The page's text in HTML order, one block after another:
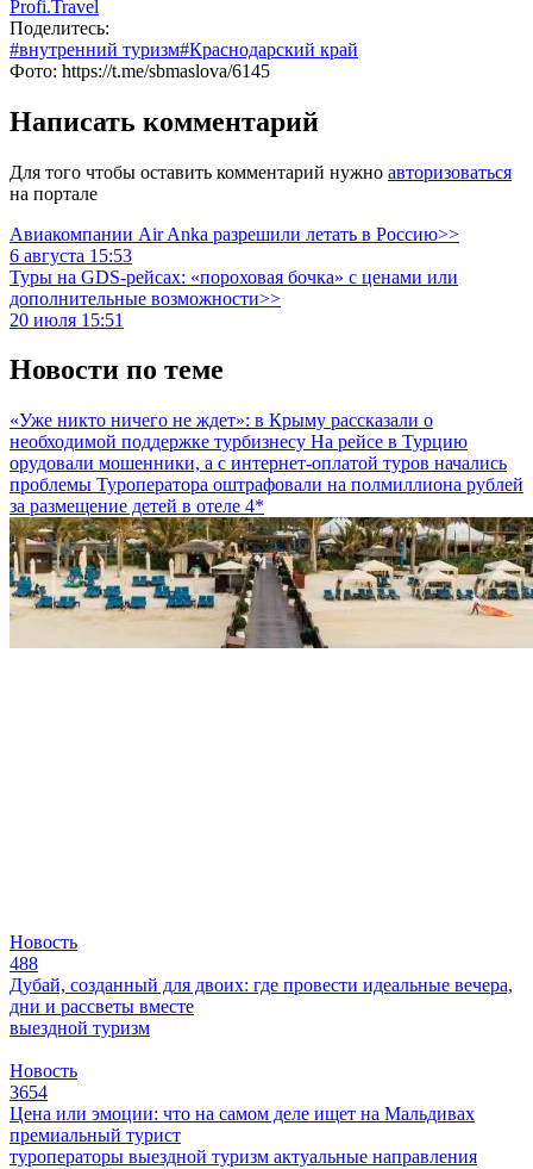
Profi.Travel
Поделитесь:
#внутренний туризм#Краснодарский край
Фото: https://t.me/sbmaslova/6145
Написать комментарий
Для того чтобы оставить комментарий нужно авторизоваться
на портале
Авиакомпании Air Anka разрешили летать в Россию>>
6 августа 15:53
Туры на GDS-рейсах: «пороховая бочка» с ценами или
дополнительные возможности>>
20 июля 15:51
Новости по теме
«Уже никто ничего не ждет»: в Крыму рассказали о
необходимой поддержке турбизнесу На рейсе в Турцию
орудовали мошенники, а с интернет-оплатой туров начались
проблемы Туроператора оштрафовали на полмиллиона рублей
за размещение детей в отеле 4*
Новость
488
Дубай, созданный для двоих: где провести идеальные вечера,
дни и рассветы вместе
выездной туризм
Новость
3654
Цена или эмоции: что на самом деле ищет на Мальдивах
премиальный турист
туроператоры выездной туризм актуальные направления